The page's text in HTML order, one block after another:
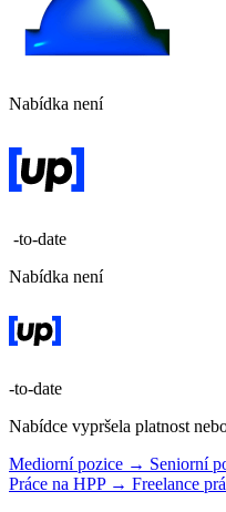
Nabídka není
-to-date
Nabídka není
-to-date
Nabídce vypršela platnost
Mediorní pozice → Seniorní
Práce na HPP → Freelance